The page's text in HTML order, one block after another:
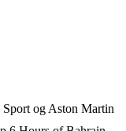
og Aston Martin